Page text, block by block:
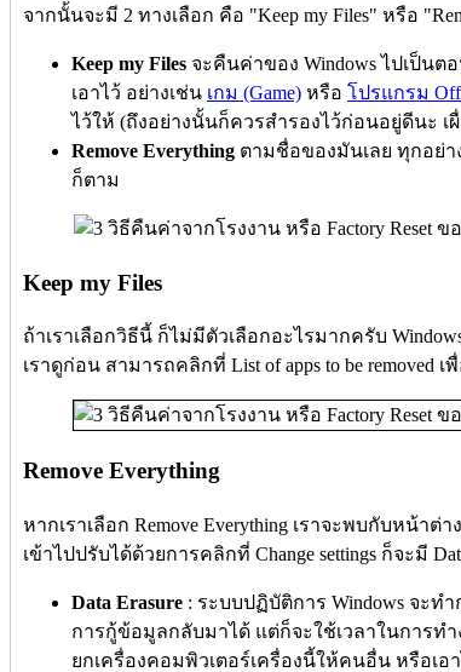
จากนั้นจะมี 2 ทางเลือก คือ "Keep my Files" หรือ
Keep my Files จะคืนค่าของ Windows ไปเป็น
เอาไว้ อย่างเช่น เกม (Game) หรือ โปรแกรม
ไว้ให้ (ถึงอย่างนั้นก็ควรสำรองไว้ก่อนอยู่ดีนะ
Remove Everything ตามชื่อของมันเลย ทุกอย่า
ก็ตาม
Keep my Files
ถ้าเราเลือกวิธีนี้ ก็ไม่มีตัวเลือกอะไรมากครับ
เราดูก่อน สามารถคลิกที่ List of apps to be
Remove Everything
หากเราเลือก Remove Everything เราจะพบกับหน้า
เข้าไปปรับได้ด้วยการคลิกที่ Change settings ก็จะมี
Data Erasure : ระบบปฏิบัติการ Windows จะ
การกู้ข้อมูลกลับมาได้ แต่ก็จะใช้เวลาในการท
ยกเครื่องคอมพิวเตอร์เครื่องนี้ให้คนอื่น หรือเ